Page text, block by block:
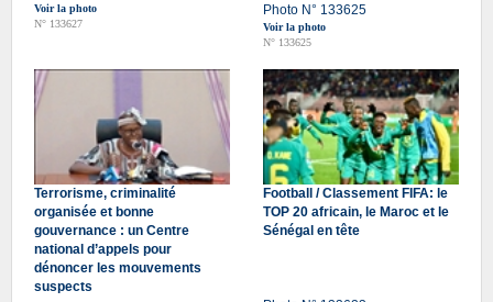
Voir la photo
N° 133627
Photo N° 133625
Voir la photo
N° 133625
Terrorisme, criminalité
organisée et bonne
gouvernance : un Centre
national d’appels pour
dénoncer les mouvements
suspects
Football / Classement FIFA: le
TOP 20 africain, le Maroc et le
Sénégal en tête